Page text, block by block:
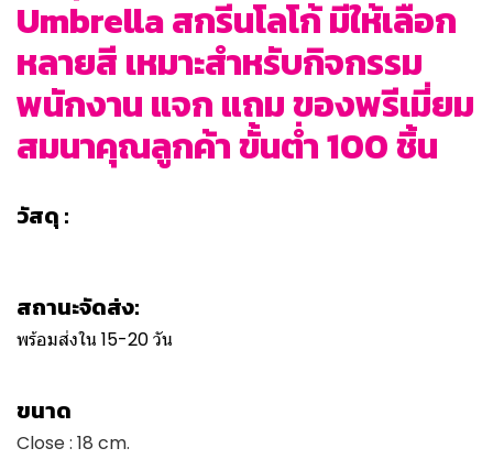
Umbrella สกรีนโลโก้ มีให้เลือก
หลายสี เหมาะสำหรับกิจกรรม
พนักงาน แจก แถม ของพรีเมี่ยม
สมนาคุณลูกค้า ขั้นต่ำ 100 ชิ้น
วัสดุ :
สถานะจัดส่ง:
พร้อมส่งใน 15-20 วัน
ขนาด
Close : 18 cm.